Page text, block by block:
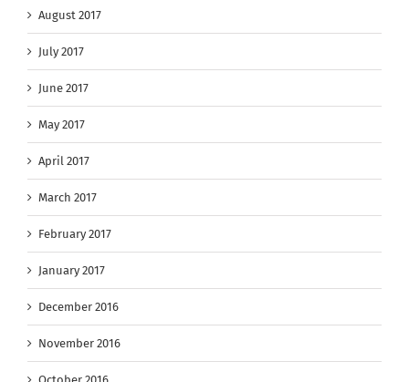
August 2017
July 2017
June 2017
May 2017
April 2017
March 2017
February 2017
January 2017
December 2016
November 2016